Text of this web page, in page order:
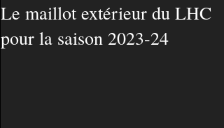
Le maillot extérieur du LHC
pour la saison 2023-24